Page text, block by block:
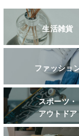
生活雑貨
ファッショ
スポーツ・
アウトドア